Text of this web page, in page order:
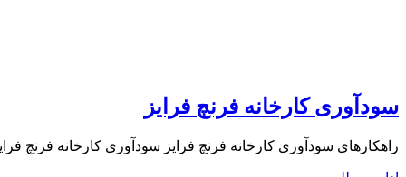
سودآوری کارخانه فرنچ فرایز
راهکارهای سودآوری کارخانه فرنچ فرایز سودآوری کارخانه فرنچ